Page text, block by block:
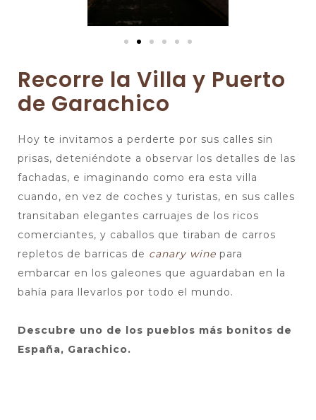
Recorre la Villa y Puerto
de Garachico
Hoy te invitamos a perderte por sus calles sin
prisas, deteniéndote a observar los detalles de las
fachadas, e imaginando como era esta villa
cuando, en vez de coches y turistas, en sus calles
transitaban elegantes carruajes de los ricos
comerciantes, y caballos que tiraban de carros
repletos de barricas de canary wine para
embarcar en los galeones que aguardaban en la
bahía para llevarlos por todo el mundo.
Descubre uno de los pueblos más bonitos de
España, Garachico.